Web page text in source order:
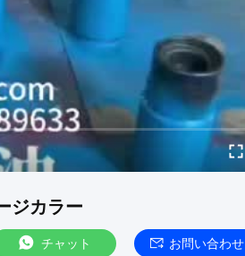
ジカラー
チャット お問い合わせ